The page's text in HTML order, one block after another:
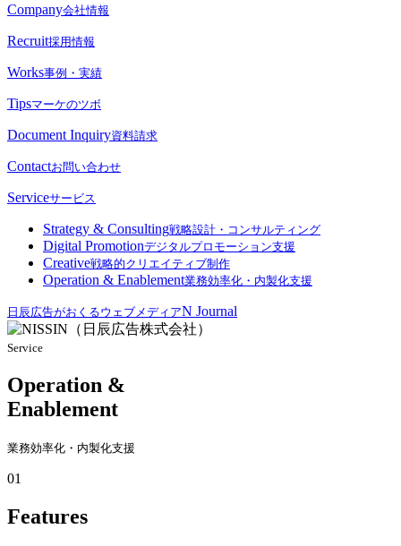
Company会社情報
Recruit採用情報
Works事例・実績
Tipsマーケのツボ
Document Inquiry資料請求
Contactお問い合わせ
Serviceサービス
Strategy & Consulting戦略設計・コンサルティング
Digital Promotionデジタルプロモーション支援
Creative戦略的クリエイティブ制作
Operation & Enablement業務効率化・内製化支援
日辰広告がおくるウェブメディアN Journal
Service
Operation &
Enablement
業務効率化・内製化支援
01
Features